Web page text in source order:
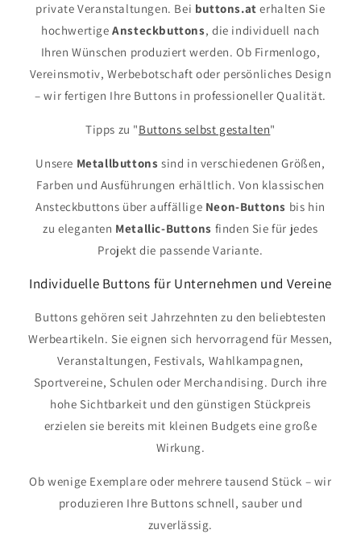
private Veranstaltungen. Bei buttons.at erhalten Sie
hochwertigeAnsteckbuttons, die individuell nach
Ihren Wünschen produziert werden. Ob Firmenlogo,
Vereinsmotiv, Werbebotschaft oder persönliches Design
– wir fertigen Ihre Buttons in professioneller Qualität.
Tipps zu "Buttons selbst gestalten"
Unsere Metallbuttons sind in verschiedenen Größen,
Farben und Ausführungen erhältlich. Von klassischen
Ansteckbuttons über auffällige Neon-Buttons bis hin
zu eleganten Metallic-Buttons finden Sie für jedes
Projekt die passende Variante.
Individuelle Buttons für Unternehmen und Vereine
Buttons gehören seit Jahrzehnten zu den beliebtesten
Werbeartikeln. Sie eignen sich hervorragend für Messen,
Veranstaltungen, Festivals, Wahlkampagnen,
Sportvereine, Schulen oder Merchandising. Durch ihre
hohe Sichtbarkeit und den günstigen Stückpreis
erzielen sie bereits mit kleinen Budgets eine große
Wirkung.
Ob wenige Exemplare oder mehrere tausend Stück – wir
produzieren Ihre Buttons schnell, sauber und
zuverlässig.